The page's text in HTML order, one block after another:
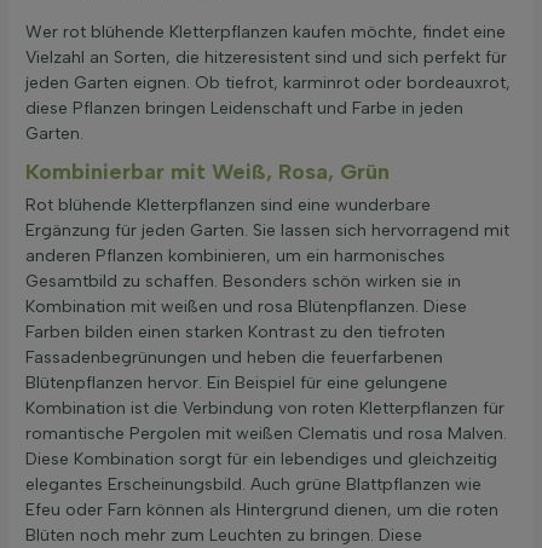
Wer rot blühende Kletterpflanzen kaufen möchte, findet eine
Vielzahl an Sorten, die hitzeresistent sind und sich perfekt für
jeden Garten eignen. Ob tiefrot, karminrot oder bordeauxrot,
diese Pflanzen bringen Leidenschaft und Farbe in jeden
Garten.
Kombinierbar mit Weiß, Rosa, Grün
Rot blühende Kletterpflanzen sind eine wunderbare
Ergänzung für jeden Garten. Sie lassen sich hervorragend mit
anderen Pflanzen kombinieren, um ein harmonisches
Gesamtbild zu schaffen. Besonders schön wirken sie in
Kombination mit weißen und rosa Blütenpflanzen. Diese
Farben bilden einen starken Kontrast zu den tiefroten
Fassadenbegrünungen und heben die feuerfarbenen
Blütenpflanzen hervor. Ein Beispiel für eine gelungene
Kombination ist die Verbindung von roten Kletterpflanzen für
romantische Pergolen mit weißen Clematis und rosa Malven.
Diese Kombination sorgt für ein lebendiges und gleichzeitig
elegantes Erscheinungsbild. Auch grüne Blattpflanzen wie
Efeu oder Farn können als Hintergrund dienen, um die roten
Blüten noch mehr zum Leuchten zu bringen. Diese